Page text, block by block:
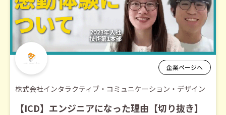
企業ページへ
株式会社インタラクティブ・コミュニケーション・デザイン
【ICD】エンジニアになった理由【切り抜き】